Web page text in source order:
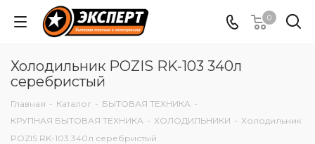
0
Холодильник POZIS RK-103 340л
серебристый
Главная - Каталог - БЫТОВАЯ ТЕХНИКА -
КРУПНАЯ БЫТОВАЯ ТЕХНИКА - ХОЛОДИЛЬНИКИ - Холодильник
POZIS RK-103 340л серебристый